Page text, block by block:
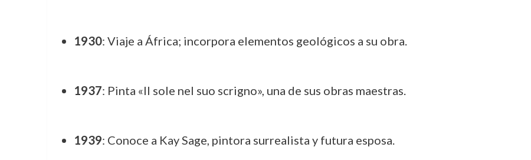
1930: Viaje a África; incorpora elementos geológicos a su obra.
1937: Pinta «Il sole nel suo scrigno», una de sus obras maestras.
1939: Conoce a Kay Sage, pintora surrealista y futura esposa.